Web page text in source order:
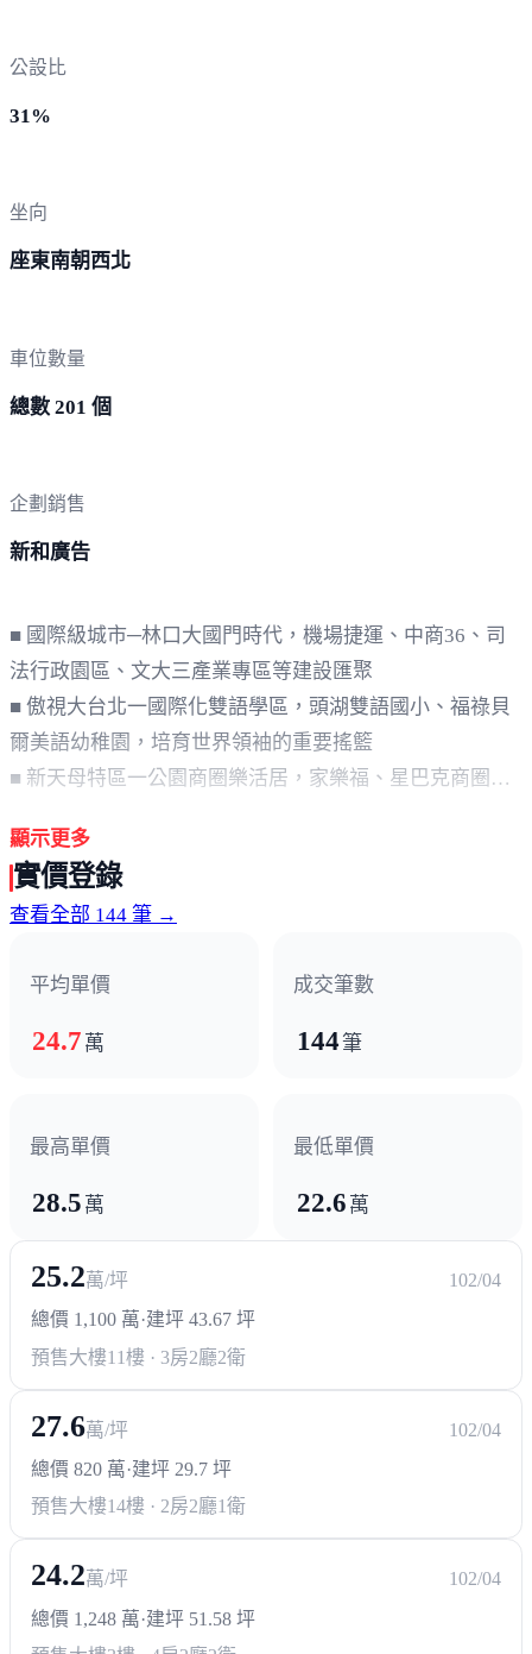
公設比
31%
坐向
座東南朝西北
車位數量
總數 201 個
企劃銷售
新和廣告
■ 國際級城市─林口大國門時代，機場捷運、中商36、司
法行政園區、文大三產業專區等建設匯聚
■ 傲視大台北一國際化雙語學區，頭湖雙語國小、福祿貝
爾美語幼稚園，培育世界領袖的重要搖籃
■ 新天母特區一公園商圈樂活居，家樂福、星巴克商圈、
面寬80m，崗石列柱12根拉高9米
雙綠地，雙學區
英倫歐式建築
顯示更多
實價登錄
查看全部 144 筆 →
平均單價
24.7 萬
成交筆數
144筆
最高單價
28.5 萬
最低單價
22.6 萬
25.2萬/坪
102/04
總價 1,100 萬·建坪 43.67 坪
預售大樓11樓 · 3房2廳2衛
27.6萬/坪
102/04
總價 820 萬·建坪 29.7 坪
預售大樓14樓 · 2房2廳1衛
24.2萬/坪
102/04
總價 1,248 萬·建坪 51.58 坪